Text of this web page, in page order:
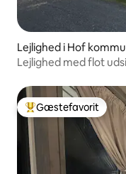
Lejlighed i Hof
Lejlighed med flot
Bedste gæstefavorit
Gæstefavorit